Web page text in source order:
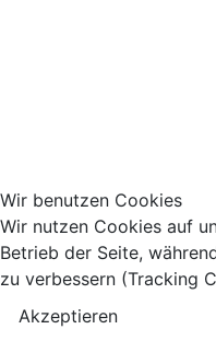
Wir benutzen Cookies
Wir nutzen Cookies auf
Betrieb der Seite,
zu verbessern (Tracking
Akzeptieren